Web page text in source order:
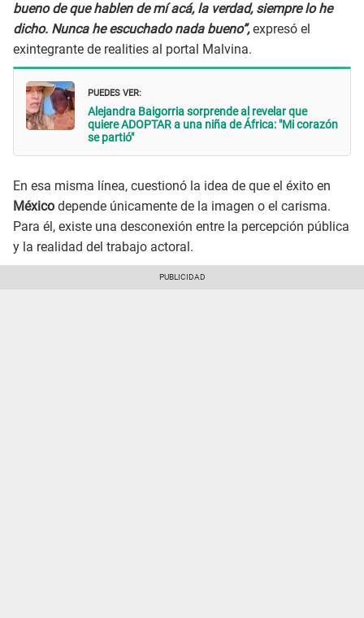
bueno de que hablen de mí acá, la verdad, siempre lo he
dicho. Nunca he escuchado nada bueno”,expresó el
exintegrante de realities al portal Malvina.
PUEDES VER:
Alejandra Baigorria sorprende al revelar que
quiere ADOPTAR a una niña de África: "Mi corazón
se partió"
En esa misma línea, cuestionó la idea de que el éxito en
México depende únicamente de la imagen o el carisma.
Para él, existe una desconexión entre la percepción pública
y la realidad del trabajo actoral.